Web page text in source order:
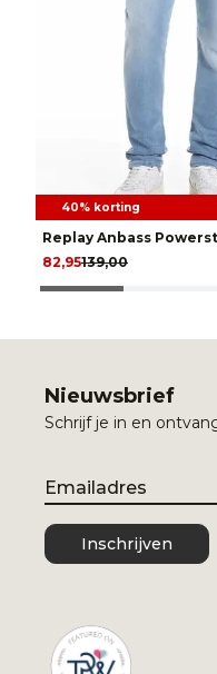
40% korting
Replay Anbass
139,00
82,95
Nieuwsbrief
Schrijf je in en
Email
Inschrijven